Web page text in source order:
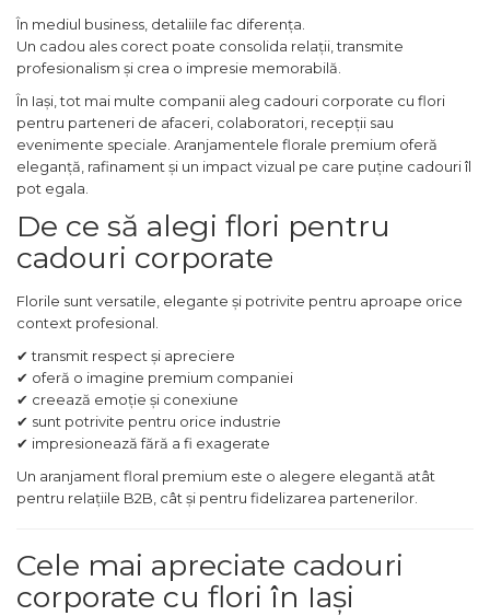
În mediul business, detaliile fac diferența.
Un cadou ales corect poate consolida relații, transmite
profesionalism și crea o impresie memorabilă.
În Iași, tot mai multe companii aleg cadouri corporate cu flori
pentru parteneri de afaceri, colaboratori, recepții sau
evenimente speciale. Aranjamentele florale premium oferă
eleganță, rafinament și un impact vizual pe care puține cadouri îl
pot egala.
De ce să alegi flori pentru
cadouri corporate
Florile sunt versatile, elegante și potrivite pentru aproape orice
context profesional.
✔ transmit respect și apreciere
✔ oferă o imagine premium companiei
✔ creează emoție și conexiune
✔ sunt potrivite pentru orice industrie
✔ impresionează fără a fi exagerate
Un aranjament floral premium este o alegere elegantă atât
pentru relațiile B2B, cât și pentru fidelizarea partenerilor.
Cele mai apreciate cadouri
corporate cu flori în Iași